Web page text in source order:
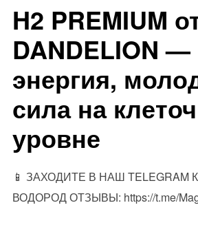
H2 PREMIUM
DANDELION —
энергия,
сила на
уровне
📱 ЗАХОДИТЕ В НАШ
ВОДОРОД ОТЗЫВЫ: https://t.me/